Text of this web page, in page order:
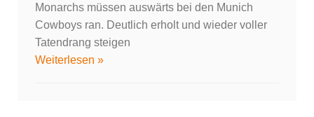
Monarchs müssen auswärts bei den Munich
Cowboys ran. Deutlich erholt und wieder voller
Tatendrang steigen
Weiterlesen »